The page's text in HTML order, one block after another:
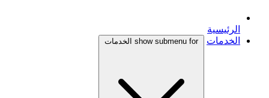
الرئيسية
الخدمات
show submenu for الخدمات